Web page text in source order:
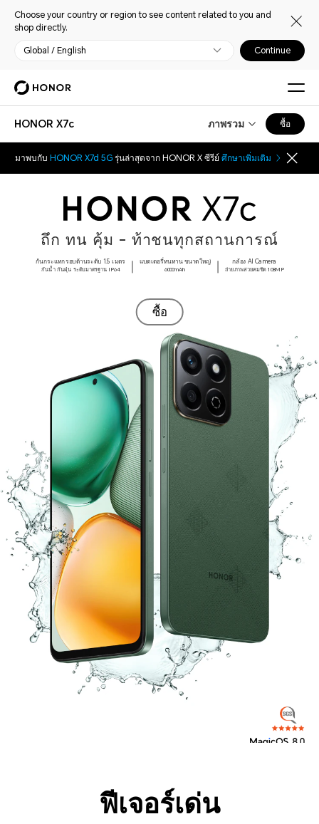
Choose your country or region to see content related to you and
shop directly.
Global / English Continue
HONOR X7c ภาพรวม ซื้อ
มาพบกับ HONOR X7d 5G รุ่นล่าสุดจาก HONOR X ซีรีย์ ศึกษาเพิ่มเติม
ถึก ทน คุ้ม - ท้าชนทุกสถานการณ์
กันกระแทกรอบด้านระดับ 1.5 เมตร
กันน้ำ กันฝุ่น ระดับมาตรฐาน IP64
แบตเตอรี่ทนทาน ขนาดใหญ่
6000mAh
กล้อง AI Camera
ถ่ายภาพสวยคมชัด 108MP
ซื้อ
ฟีเจอร์เด่น